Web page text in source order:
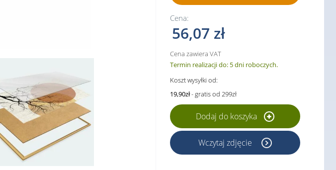
Cena:
56,07 zł
Cena zawiera VAT
Termin realizacji do: 5 dni roboczych.
Koszt wysyłki od:
19,90zł- gratis od 299zł
Dodaj do koszyka
Wczytaj zdjęcie